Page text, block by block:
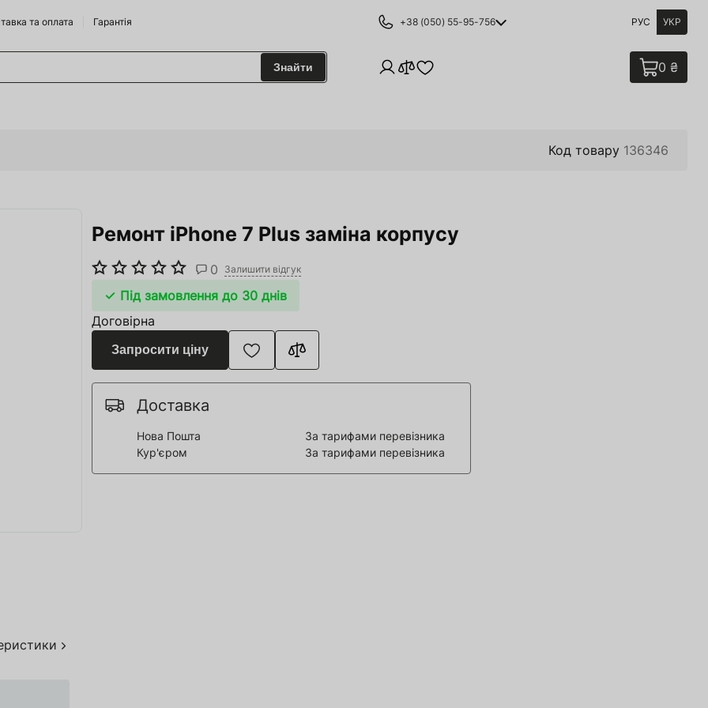
та оплата Гарантія +38 (050) 55-95-756 РУС УКР
Сидрариї
аксесуари
для Пивоварні
та спорт
Знайти 0 ₴
Код товару 136346
Ремонт iPhone 7 Plus заміна корпусу
0 Залишити відгук
Під замовлення до 30 днів
Договірна
Запросити ціну
Доставка
Нова Пошта
За тарифами перевізника
Кур'єром
За тарифами перевізника